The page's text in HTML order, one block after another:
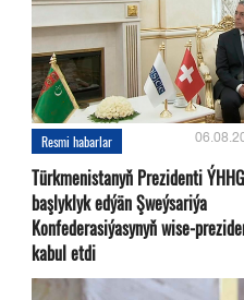
Resmi habarlar
Türkmenistanyň Prezidenti
başlyklyk edýän Şweýsariýa
Konfederasiýasynyň wise-
kabul etdi